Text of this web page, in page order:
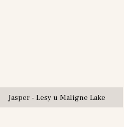
Jasper - Lesy u Maligne Lake